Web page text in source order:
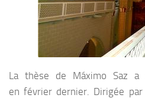
La thèse de Máximo Saz a
en février dernier. Dirigée